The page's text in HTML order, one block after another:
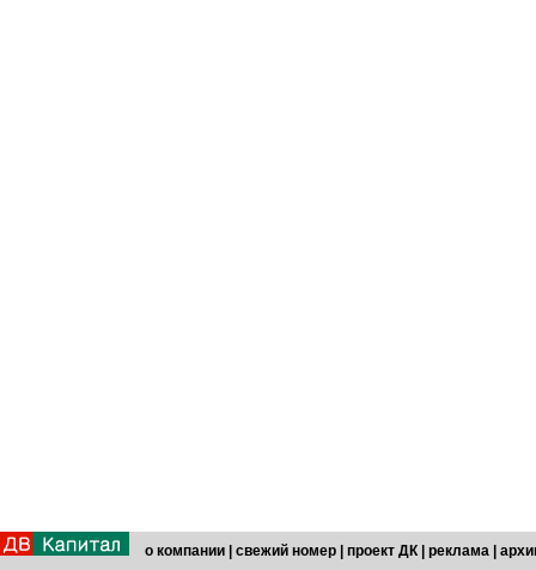
о компании свежий номер проект ДК реклама